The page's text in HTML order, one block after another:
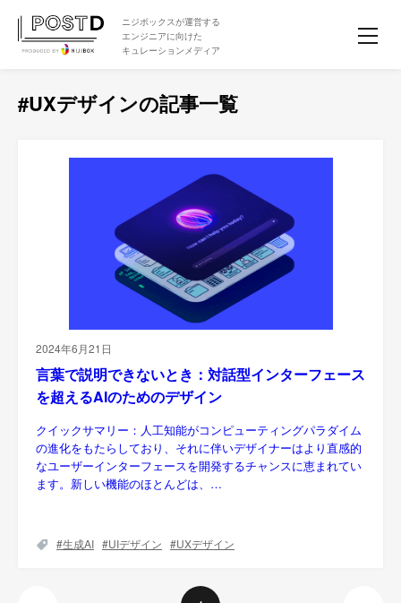
ニジボックスが運営する
エンジニアに向けた
キュレーションメディア
#UXデザインの記事一覧
2024年6月21日
言葉で説明できないとき：対話型インターフェース
を超えるAIのためのデザイン
クイックサマリー：人工知能がコンピューティングパラダイム
の進化をもたらしており、それに伴いデザイナーはより直感的
なユーザーインターフェースを開発するチャンスに恵まれてい
ます。新しい機能のほとんどは、…
生成AI UIデザイン UXデザイン